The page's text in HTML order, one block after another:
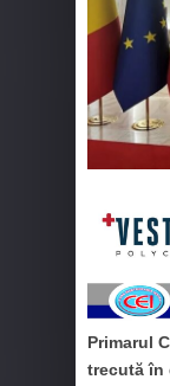
Primarul
trecută în